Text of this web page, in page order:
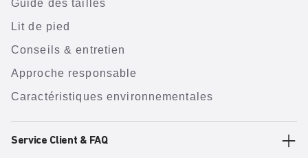
Guide des tailles
Lit de pied
Conseils & entretien
Approche responsable
Caractéristiques environnementales
Service Client & FAQ